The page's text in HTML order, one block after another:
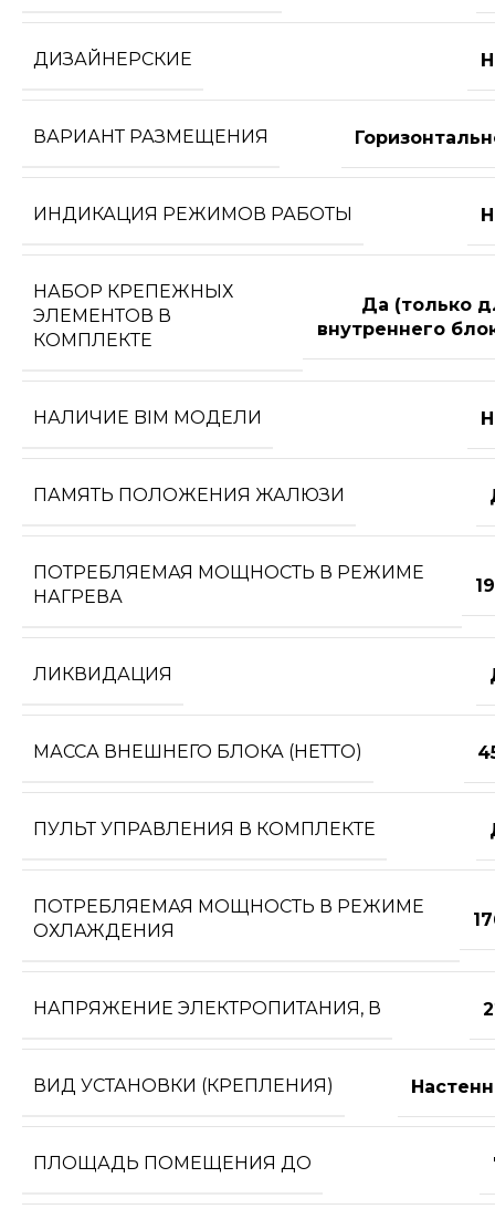
ДИЗАЙНЕРСКИЕ
ВАРИАНТ РАЗМЕЩЕНИЯ
ИНДИКАЦИЯ РЕЖИМОВ РАБОТЫ
НАБОР КРЕПЕЖНЫХ
ЭЛЕМЕНТОВ В
КОМПЛЕКТЕ
Да (только
внутреннего
НАЛИЧИЕ BIM МОДЕЛИ
ПАМЯТЬ ПОЛОЖЕНИЯ ЖАЛЮЗИ
ПОТРЕБЛЯЕМАЯ МОЩНОСТЬ В РЕЖИМЕ
НАГРЕВА
ЛИКВИДАЦИЯ
МАССА ВНЕШНЕГО БЛОКА (НЕТТО)
ПУЛЬТ УПРАВЛЕНИЯ В КОМПЛЕКТЕ
ПОТРЕБЛЯЕМАЯ МОЩНОСТЬ В РЕЖИМЕ
ОХЛАЖДЕНИЯ
НАПРЯЖЕНИЕ ЭЛЕКТРОПИТАНИЯ, В
ВИД УСТАНОВКИ (КРЕПЛЕНИЯ)
ПЛОЩАДЬ ПОМЕЩЕНИЯ ДО